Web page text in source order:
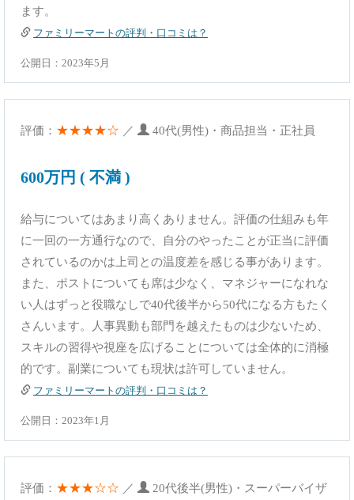
ます。
ファミリーマートの評判・口コミは？
公開日：2023年5月
評価： ★★★★☆ ／ 40代(男性)・商品担当・正社員
600万円 ( 不満 )
給与についてはあまり高くありません。評価の仕組みも年
に一回の一方通行なので、自分のやったことが正当に評価
されているのかは上司との温度差を感じる事があります。
また、ポストについても席は少なく、マネジャーになれな
い人はずっと役職なしで40代後半から50代になる方もたく
さんいます。人事異動も部門を越えたものは少ないため、
スキルの習得や視座を広げることについては全体的に消極
的です。副業についても現状は許可していません。
ファミリーマートの評判・口コミは？
公開日：2023年1月
評価： ★★★☆☆ ／
20代後半(男性)・スーパーバイザ